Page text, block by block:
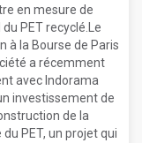
en mesure de
PET recyclé.Le
à la Bourse de Paris
a récemment
avec Indorama
investissement de
de la
PET, un projet qui